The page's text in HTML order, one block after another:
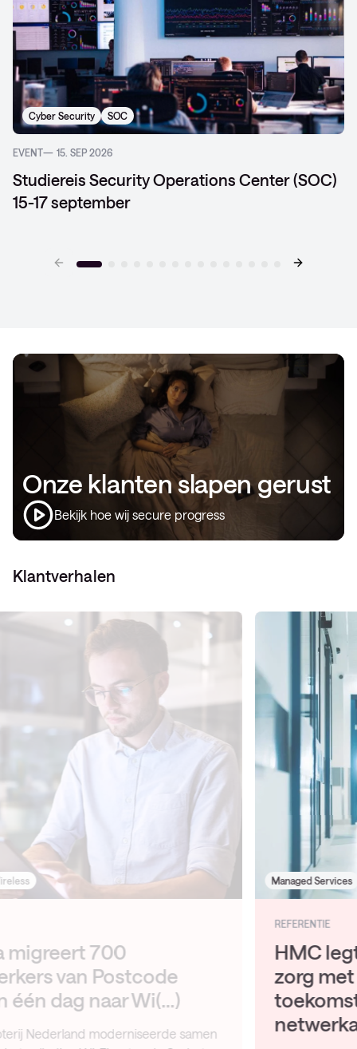
Cyber Security SOC
EVENT 15. SEP 2026
Studiereis Security Operations Center (SOC)
15-17 september
Onze klanten slapen gerust
Bekijk hoe wij secure progress
Klantverhalen
Managed Services Networking
HMC legt de basis voor digitale
zorg met een
toekomstbestendige
netwerka(…)